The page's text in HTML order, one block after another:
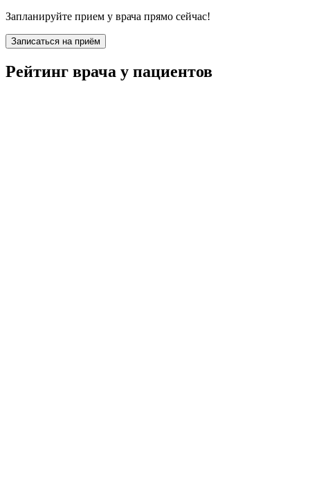
Запланируйте прием у врача прямо сейчас!
Записаться на приём
Рейтинг врача у пациентов